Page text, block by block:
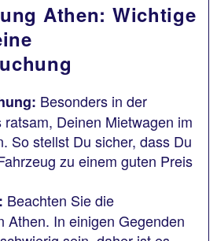
Athen: Wichtige
Besonders in der
Deinen Mietwagen im
So stellst Du sicher, dass Du
zu einem guten Preis
Beachten Sie die
Athen. In einigen Gegenden